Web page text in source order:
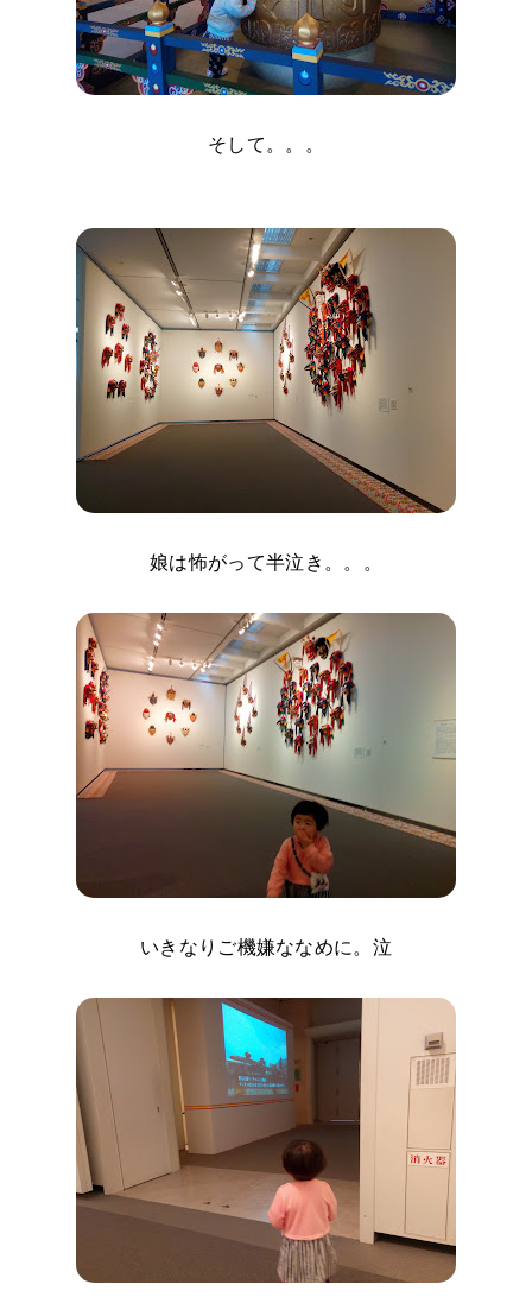
そして。。。
娘は怖がって半泣き。。。
いきなりご機嫌ななめに。泣